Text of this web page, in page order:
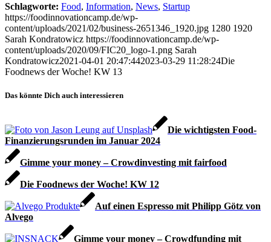
Schlagworte: Food, Information, News, Startup
https://foodinnovationcamp.de/wp-
content/uploads/2021/02/business-2651346_1920.jpg 1280 1920
Sarah Kondratowicz https://foodinnovationcamp.de/wp-
content/uploads/2020/09/FIC20_logo-1.png Sarah
Kondratowicz2021-04-01 20:47:442023-03-29 11:28:24Die
Foodnews der Woche! KW 13
Das könnte Dich auch interessieren
Die wichtigsten Food-
Finanzierungsrunden im Januar 2024
Gimme your money – Crowdinvesting mit fairfood
Die Foodnews der Woche! KW 12
Auf einen Espresso mit Philipp Götz von
Alvego
Gimme your money – Crowdfunding mit